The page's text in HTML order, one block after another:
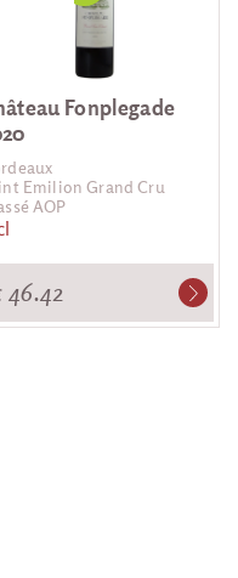
Fonplegade
Emilion Grand Cru
AOP
46.42